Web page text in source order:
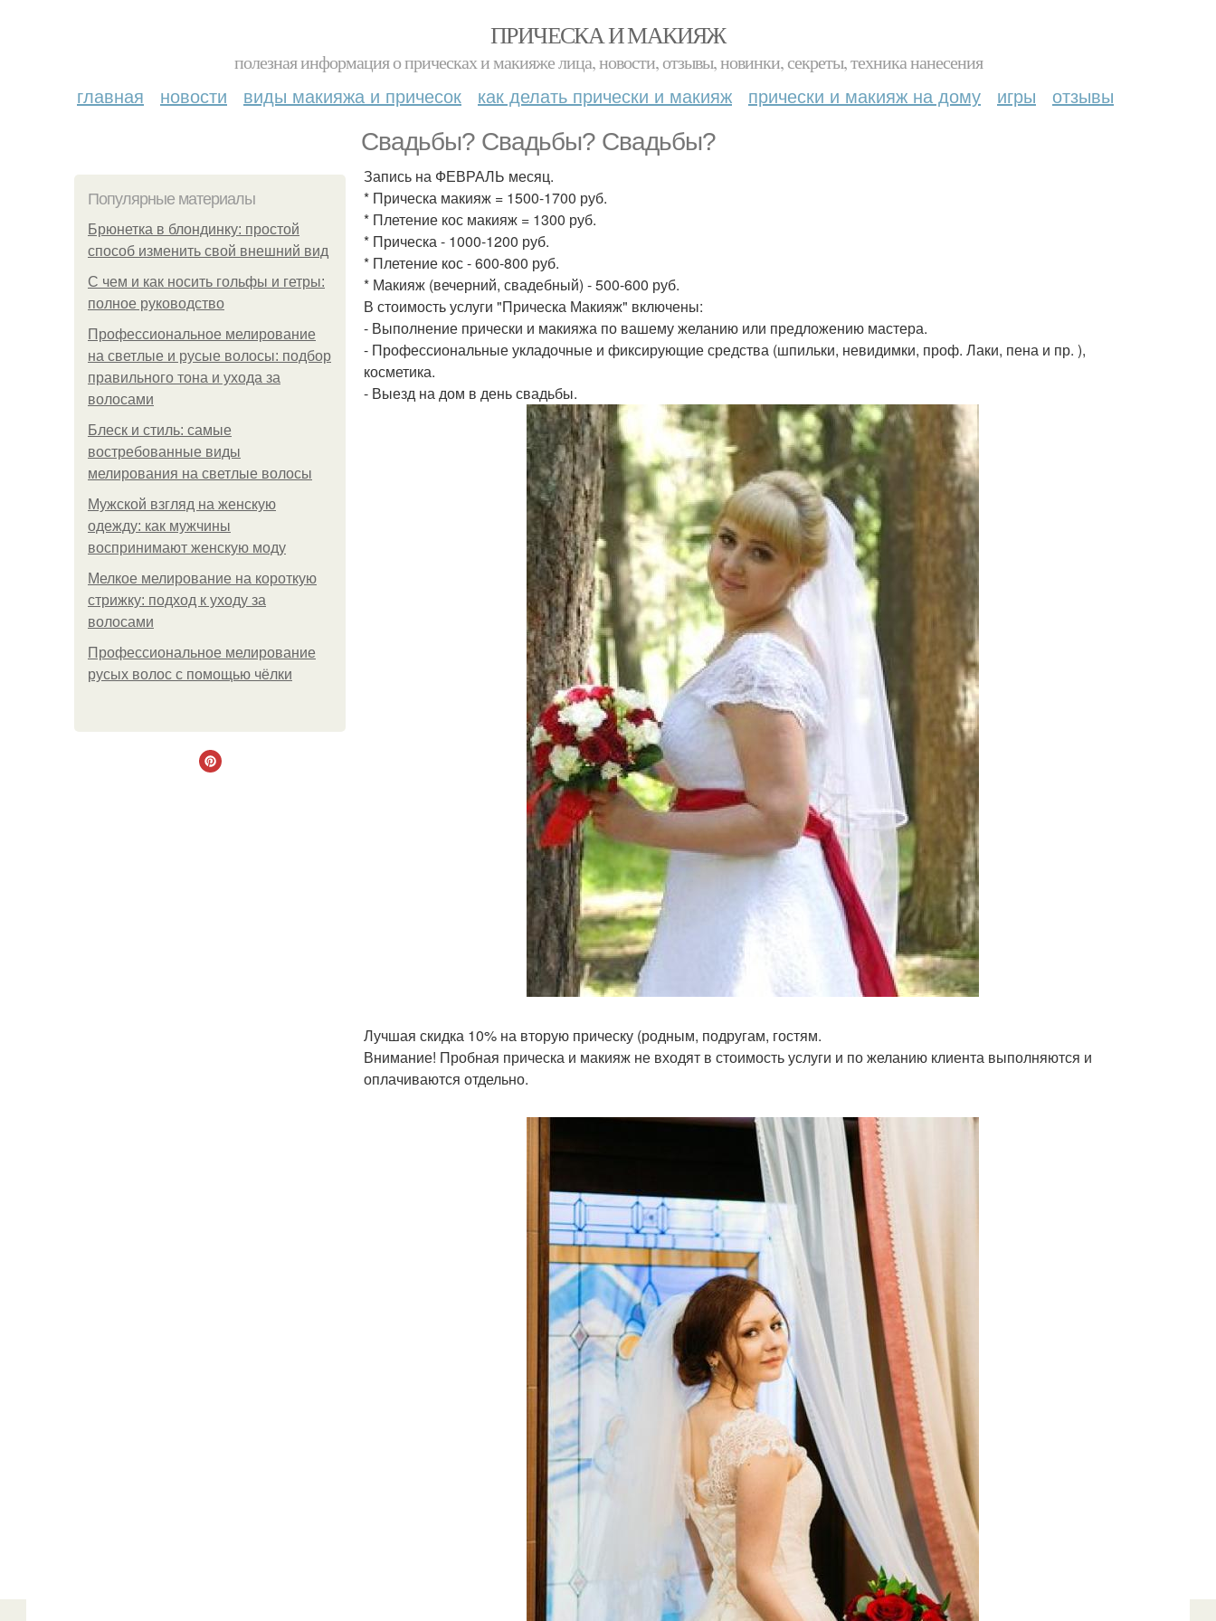
ПРИЧЕСКА И МАКИЯЖ
полезная информация о прическах и макияже лица, новости, отзывы, новинки, секреты, техника нанесения
главная новости виды макияжа и причесок как делать прически и макияж прически и макияж на дому игры отзывы
Свадьбы? Свадьбы? Свадьбы?
Популярные материалы
Брюнетка в блондинку: простой
способ изменить свой внешний вид
С чем и как носить гольфы и гетры:
полное руководство
Профессиональное мелирование
на светлые и русые волосы: подбор
правильного тона и ухода за
волосами
Блеск и стиль: самые
востребованные виды
мелирования на светлые волосы
Мужской взгляд на женскую
одежду: как мужчины
воспринимают женскую моду
Мелкое мелирование на короткую
стрижку: подход к уходу за
волосами
Профессиональное мелирование
русых волос с помощью чёлки
Запись на ФЕВРАЛЬ месяц.
* Прическа макияж = 1500-1700 руб.
* Плетение кос макияж = 1300 руб.
* Прическа - 1000-1200 руб.
* Плетение кос - 600-800 руб.
* Макияж (вечерний, свадебный) - 500-600 руб.
В стоимость услуги "Прическа Макияж" включены:
- Выполнение прически и макияжа по вашему желанию или предложению мастера.
- Профессиональные укладочные и фиксирующие средства (шпильки, невидимки, проф. Лаки, пена и пр. ),
косметика.
- Выезд на дом в день свадьбы.
Лучшая скидка 10% на вторую прическу (родным, подругам, гостям.
Внимание! Пробная прическа и макияж не входят в стоимость услуги и по желанию клиента выполняются и
оплачиваются отдельно.